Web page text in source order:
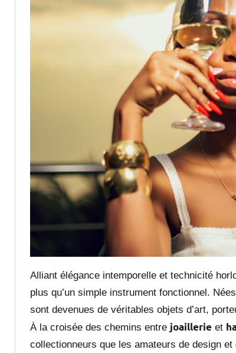
Alliant élégance intemporelle et technicité
plus qu’un simple instrument fonctionnel.
sont devenues de véritables objets d’art,
À la croisée des chemins entre joaillerie et
collectionneurs que les amateurs de design